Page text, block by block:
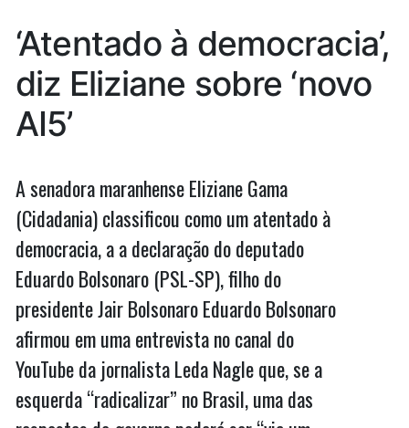
São
Luís
e
em
São
Luís
e
‘Atentado à democracia’,
diz Eliziane sobre ‘novo
AI5’
A senadora maranhense Eliziane Gama
(Cidadania) classificou como um atentado à
democracia, a a declaração do deputado
Eduardo Bolsonaro (PSL-SP), filho do
presidente Jair Bolsonaro Eduardo Bolsonaro
afirmou em uma entrevista no canal do
YouTube da jornalista Leda Nagle que, se a
esquerda “radicalizar” no Brasil, uma das